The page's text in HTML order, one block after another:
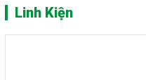
Linh Kiện